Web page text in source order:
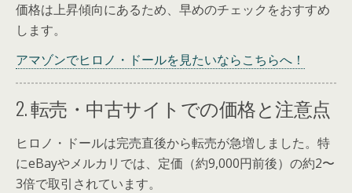
価格は上昇傾向にあるため、早めのチェックをおすすめ
します。
アマゾンでヒロノ・ドールを見たいならこちらへ！
2. 転売・中古サイトでの価格と注意点
ヒロノ・ドールは完売直後から転売が急増しました。特
にeBayやメルカリでは、定価（約9,000円前後）の約2〜
3倍で取引されています。